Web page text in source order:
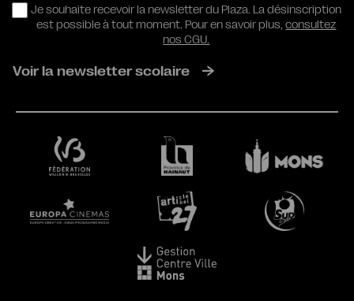
RGPD
Je souhaite recevoir la newsletter du Plaza. La désinscription
est possible à tout moment. Pour en savoir plus,consultez
nos CGU.
Voir la newsletter scolaire